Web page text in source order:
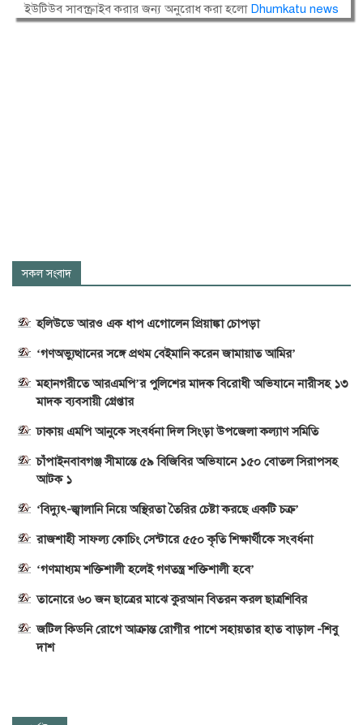
ইউটিউব সাবস্ক্রাইব করার জন্য অনুরোধ করা হলো Dhumkatu news
সকল সংবাদ
হলিউডে আরও এক ধাপ এগোলেন প্রিয়াঙ্কা চোপড়া
‘গণঅভ্যুত্থানের সঙ্গে প্রথম বেইমানি করেন জামায়াত আমির’
মহানগরীতে আরএমপি’র পুলিশের মাদক বিরোধী অভিযানে নারীসহ ১৩
মাদক ব্যবসায়ী গ্রেপ্তার
ঢাকায় এমপি আনুকে সংবর্ধনা দিল সিংড়া উপজেলা কল্যাণ সমিতি
চাঁপাইনবাবগঞ্জ সীমান্তে ৫৯ বিজিবির অভিযানে ১৫০ বোতল সিরাপসহ
আটক ১
‘বিদ্যুৎ-জ্বালানি নিয়ে অস্থিরতা তৈরির চেষ্টা করছে একটি চক্র’
রাজশাহী সাফল্য কোচিং সেন্টারে ৫৫০ কৃতি শিক্ষার্থীকে সংবর্ধনা
‘গণমাধ্যম শক্তিশালী হলেই গণতন্ত্র শক্তিশালী হবে’
তানোরে ৬০ জন ছাত্রের মাঝে কুরআন বিতরন করল ছাত্রশিবির
জটিল কিডনি রোগে আক্রান্ত রোগীর পাশে সহায়তার হাত বাড়াল -শিবু
দাশ